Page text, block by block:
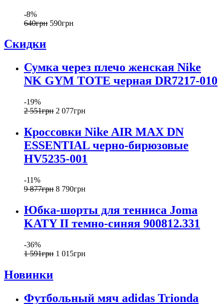
-8%
640грн 590грн
Скидки
Сумка через плечо женская Nike
NK GYM TOTE черная DR7217-010
-19%
2 551грн 2 077грн
Кроссовки Nike AIR MAX DN
ESSENTIAL черно-бирюзовые
HV5235-001
-11%
9 877грн 8 790грн
Юбка-шорты для тенниса Joma
KATY II темно-синяя 900812.331
-36%
1 591грн 1 015грн
Новинки
Футбольный мяч adidas Trionda